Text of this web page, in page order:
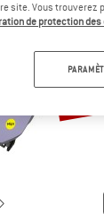
site. Vous
de protection des